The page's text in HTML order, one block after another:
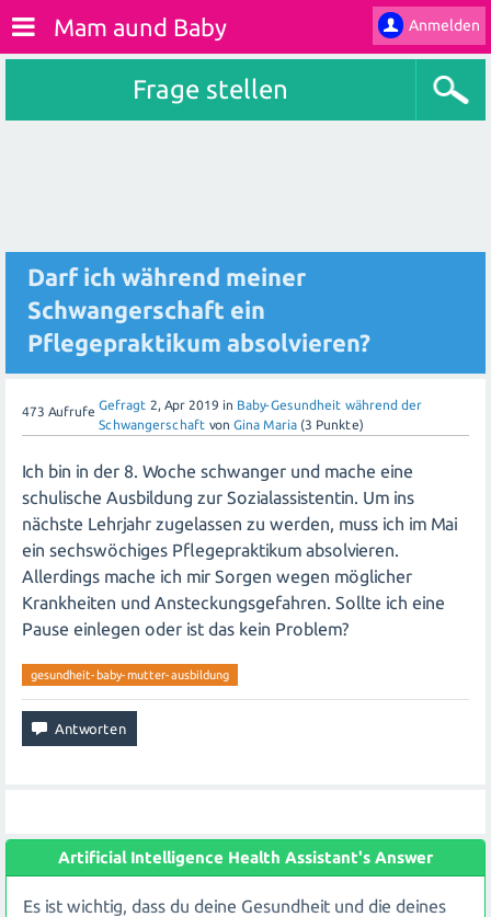
Anmelden
Mam aund Baby
Frage stellen
Darf ich während meiner
Schwangerschaft ein
Pflegepraktikum absolvieren?
473 Aufrufe Gefragt 2, Apr 2019 in Baby-Gesundheit während der
Schwangerschaft von Gina Maria (3 Punkte)
Ich bin in der 8. Woche schwanger und mache eine
schulische Ausbildung zur Sozialassistentin. Um ins
nächste Lehrjahr zugelassen zu werden, muss ich im Mai
ein sechswöchiges Pflegepraktikum absolvieren.
Allerdings mache ich mir Sorgen wegen möglicher
Krankheiten und Ansteckungsgefahren. Sollte ich eine
Pause einlegen oder ist das kein Problem?
gesundheit-baby-mutter-ausbildung
Artificial Intelligence Health Assistant's Answer
Es ist wichtig, dass du deine Gesundheit und die deines